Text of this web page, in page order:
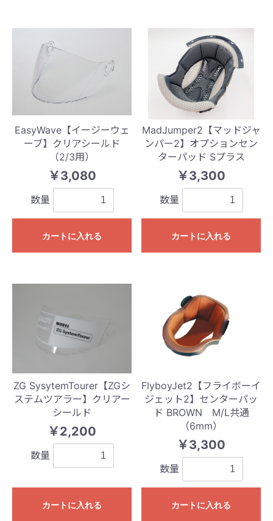
EasyWave【イージーウェ
ーブ】クリアシールド
（2/3用）
￥3,080
数量
カートに入れる
MadJumper2【マッドジャ
ンパー2】オプションセン
ターパッド Sプラス
￥3,300
数量
カートに入れる
ZG SysytemTourer【ZGシ
ステムツアラー】クリアー
シールド
￥2,200
数量
カートに入れる
FlyboyJet2【フライボーイ
ジェット2】センターパッ
ド BROWN M/L共通
（6mm）
￥3,300
数量
カートに入れる